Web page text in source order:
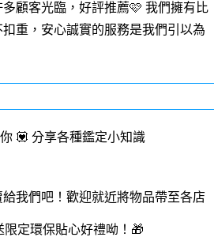
顧客光臨，好評推薦🩷 我們擁有比
重，安心誠實的服務是我們引以為
💟 分享各種鑑定小知識
我們吧！歡迎就近將物品帶至各店
限定環保貼心好禮呦！🎁